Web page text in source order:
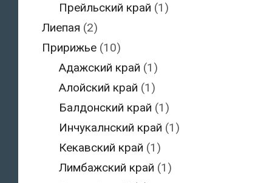
Прейльский край (1)
Лиепая (2)
Пририжье(10)
Адажский край (1)
Алойский край (1)
Балдонский край (1)
Инчукалнский край (1)
Кекавский край (1)
Лимбажский край (1)